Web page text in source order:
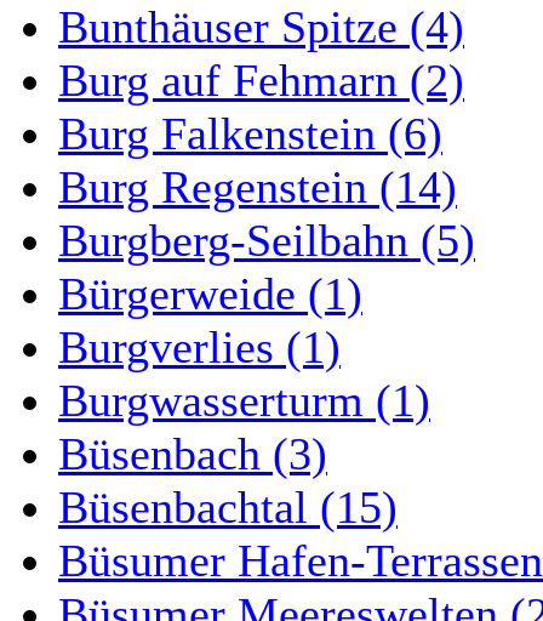
Bunthäuser Spitze (4)
Burg auf Fehmarn (2)
Burg Falkenstein (6)
Burg Regenstein (14)
Burgberg-Seilbahn (5)
Bürgerweide (1)
Burgverlies (1)
Burgwasserturm (1)
Büsenbach (3)
Büsenbachtal (15)
Büsumer Hafen-